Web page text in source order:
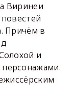
Виринеи
Причём в
и